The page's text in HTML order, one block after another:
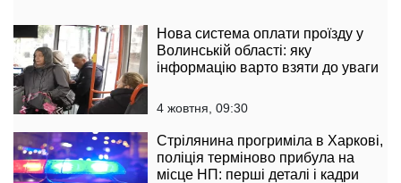
Нова система оплати проїзду у
Волинській області: яку
інформацію варто взяти до уваги
4 жовтня, 09:30
Стрілянина прогриміла в Харкові,
поліція терміново прибула на
місце НП: перші деталі і кадри